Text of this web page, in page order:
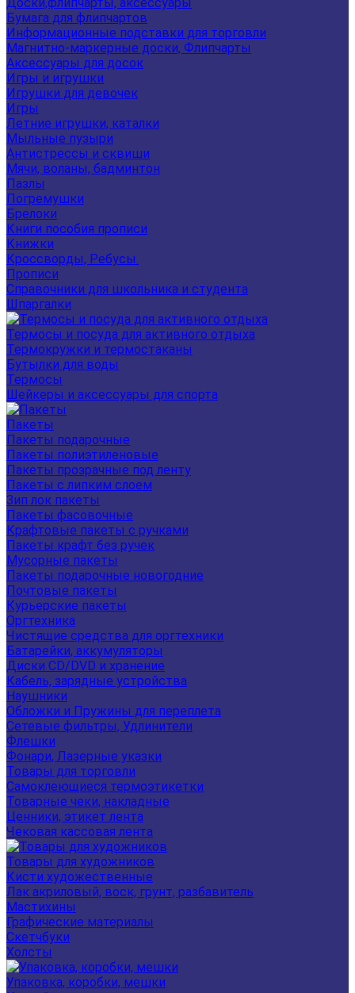
Бумага для флипчартов
Информационные подставки для торговли
Магнитно-маркерные доски, Флипчарты
Аксессуары для досок
Игры и игрушки
Игрушки для девочек
Игры
Летние игрушки, каталки
Мыльные пузыри
Антистрессы и сквиши
Мячи, воланы, бадминтон
Пазлы
Погремушки
Брелоки
Книги пособия прописи
Книжки
Кроссворды, Ребусы.
Прописи
Справочники для школьника и студента
Шпаргалки
Термосы и посуда для активного отдыха
Термокружки и термостаканы
Бутылки для воды
Термосы
Шейкеры и аксессуары для спорта
Пакеты
Пакеты подарочные
Пакеты полиэтиленовые
Пакеты прозрачные под ленту
Пакеты с липким слоем
Зип лок пакеты
Пакеты фасовочные
Крафтовые пакеты с ручками
Пакеты крафт без ручек
Мусорные пакеты
Пакеты подарочные новогодние
Почтовые пакеты
Курьерские пакеты
Оргтехника
Чистящие средства для оргтехники
Батарейки, аккумуляторы
Диски CD/DVD и хранение
Кабель, зарядные устройства
Наушники
Обложки и Пружины для переплета
Сетевые фильтры, Удлинители
Флешки
Фонари, Лазерные указки
Товары для торговли
Самоклеющиеся термоэтикетки
Товарные чеки, накладные
Ценники, этикет лента
Чековая кассовая лента
Товары для художников
Кисти художественные
Лак акриловый, воск, грунт, разбавитель
Мастихины
Графические материалы
Скетчбуки
Холсты
Упаковка, коробки, мешки